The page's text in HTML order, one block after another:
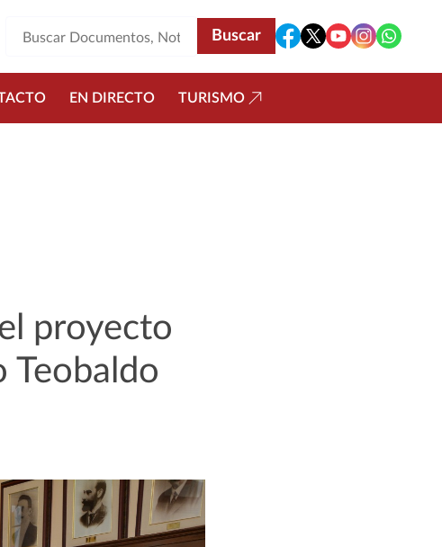
EN DIRECTO TURISMO
proyecto
Teobaldo